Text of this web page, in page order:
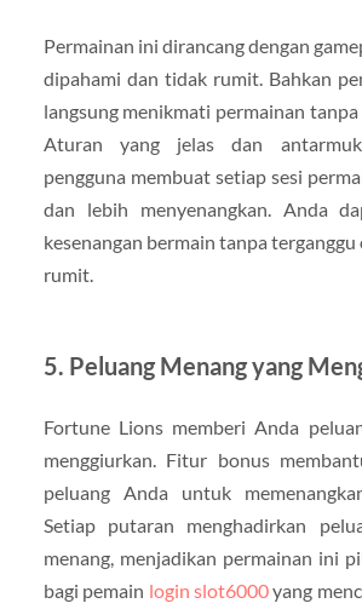
Permainan ini dirancang dengan
dipahami dan tidak rumit. Bahkan
langsung menikmati permainan tanpa
Aturan yang jelas dan
pengguna membuat setiap sesi
dan lebih menyenangkan. Anda
kesenangan bermain tanpa
rumit.
5. Peluang Menang yang
Fortune Lions memberi Anda
menggiurkan. Fitur bonus
peluang Anda untuk
Setiap putaran menghadirkan
menang, menjadikan permainan ini
bagi pemain login slot6000yang